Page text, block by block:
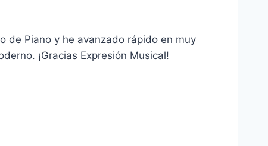
de Piano y he avanzado rápido en muy
¡Gracias Expresión Musical!